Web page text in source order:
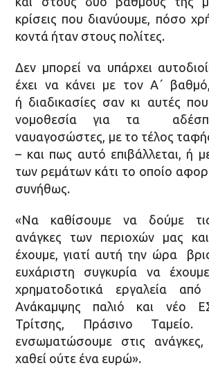
κρίσεις που διανύουμε, πόσο
κοντά ήταν στους πολίτες.
Δεν μπορεί να υπάρχει
έχει να κάνει με τον Α΄
ή διαδικασίες σαν κι αυτές
νομοθεσία για τα
ναυαγοσώστες, με το τέλος
– και πως αυτό επιβάλλεται, ή
των ρεμάτων κάτι το οποίο
συνήθως.
«Να καθίσουμε να δούμε τις
ανάγκες των περιοχών μας
έχουμε, γιατί αυτή την ώρα
ευχάριστη συγκυρία να
χρηματοδοτικά εργαλεία
Ανάκαμψης παλιό και νέο
Τρίτσης, Πράσινο
ενσωματώσουμε στις
χαθεί ούτε ένα ευρώ».